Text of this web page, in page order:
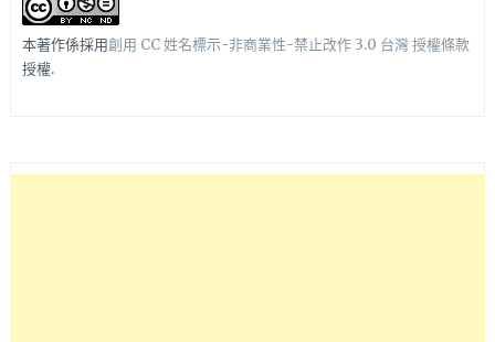
本著作係採用創用 CC 姓名標示-非商業性-禁止改作 3.0 台灣 授權條款
授權.